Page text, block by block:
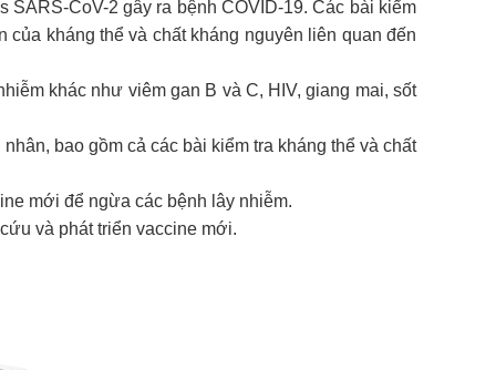
CoV-2 gây ra bệnh COVID-19. Các bài kiểm
kháng thể và chất kháng nguyên liên quan đến
khác như viêm gan B và C, HIV, giang mai, sốt
bao gồm cả các bài kiểm tra kháng thể và chất
mới để ngừa các bệnh lây nhiễm.
và phát triển vaccine mới.